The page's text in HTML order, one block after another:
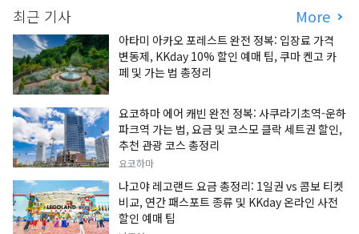
최근 기사 More
아타미 아카오 포레스트 완전 정복: 입장료 가격
변동제, KKday 10% 할인 예매 팁, 쿠마 켄고 카
페 및 가는 법 총정리
요코하마 에어 캐빈 완전 정복: 사쿠라기초역-운하
파크역 가는 법, 요금 및 코스모 클락 세트권 할인,
추천 관광 코스 총정리
요코하마
나고야 레고랜드 요금 총정리: 1일권 vs 콤보 티켓
비교, 연간 패스포트 종류 및 KKday 온라인 사전
할인 예매 팁